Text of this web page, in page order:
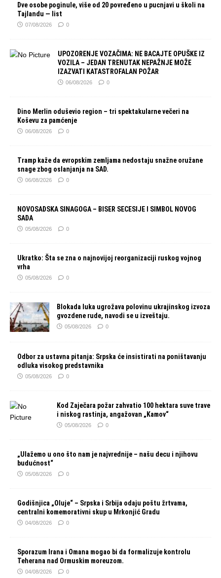
Dve osobe poginule, više od 20 povređeno u pucnjavi u školi na
Tajlandu — list
07/08/2026 0
UPOZORENJE VOZAČIMA: NE BACAJTE OPUŠKE IZ
VOZILA – JEDAN TRENUTAK NEPAŽNJE MOŽE
IZAZVATI KATASTROFALAN POŽAR
06/08/2026 0
Dino Merlin oduševio region – tri spektakularne večeri na
Koševu za pamćenje
06/08/2026 0
Tramp kaže da evropskim zemljama nedostaju snažne oružane
snage zbog oslanjanja na SAD.
06/08/2026 0
NOVOSADSKA SINAGOGA – BISER SECESIJE I SIMBOL NOVOG
SADA
05/08/2026 0
Ukratko: Šta se zna o najnovijoj reorganizaciji ruskog vojnog
vrha
05/08/2026 0
Blokada luka ugrožava polovinu ukrajinskog izvoza
gvozdene rude, navodi se u izveštaju.
05/08/2026 0
Odbor za ustavna pitanja: Srpska će insistirati na poništavanju
odluka visokog predstavnika
05/08/2026 0
Kod Zaječara požar zahvatio 100 hektara suve trave
i niskog rastinja, angažovan „Kamov“
05/08/2026 0
„Ulažemo u ono što nam je najvrednije – našu decu i njihovu
budućnost“
05/08/2026 0
Godišnjica „Oluje“ – Srpska i Srbija odaju poštu žrtvama,
centralni komemorativni skup u Mrkonjić Gradu
04/08/2026 0
Sporazum Irana i Omana mogao bi da formalizuje kontrolu
Teherana nad Ormuskim moreuzom.
04/08/2026 0